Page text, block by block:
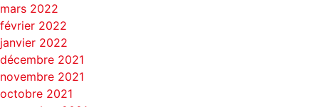
mars 2022
février 2022
janvier 2022
décembre 2021
novembre 2021
octobre 2021